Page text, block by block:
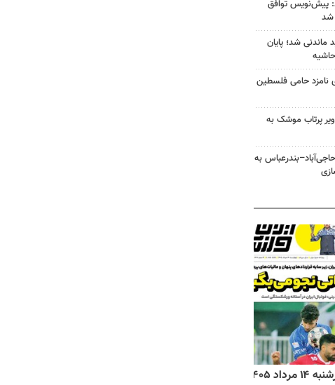
پیش‌نویس توافق
شد
ماندنی شد؛ پایان
نامزد حامی فلسطین
پرتاب موشک به
به
۱۴۰۵